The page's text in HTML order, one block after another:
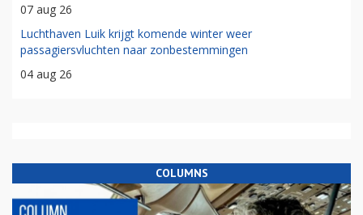
07 aug 26
Luchthaven Luik krijgt komende winter weer
passagiersvluchten naar zonbestemmingen
04 aug 26
COLUMNS